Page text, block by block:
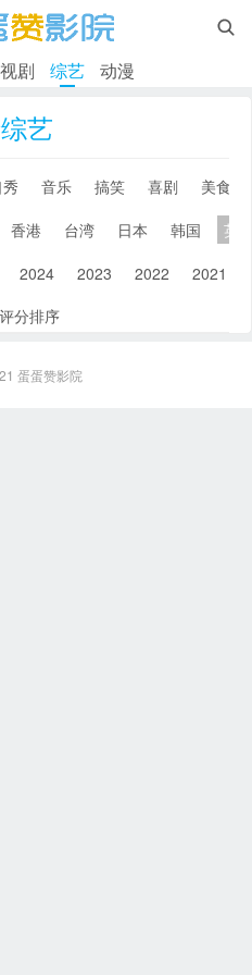

剧 综艺 动漫
艺
音乐 搞笑 喜剧
美食
香港 台湾 日本 韩国
英
2024 2023 2022 2021
分排序
蛋蛋赞影院